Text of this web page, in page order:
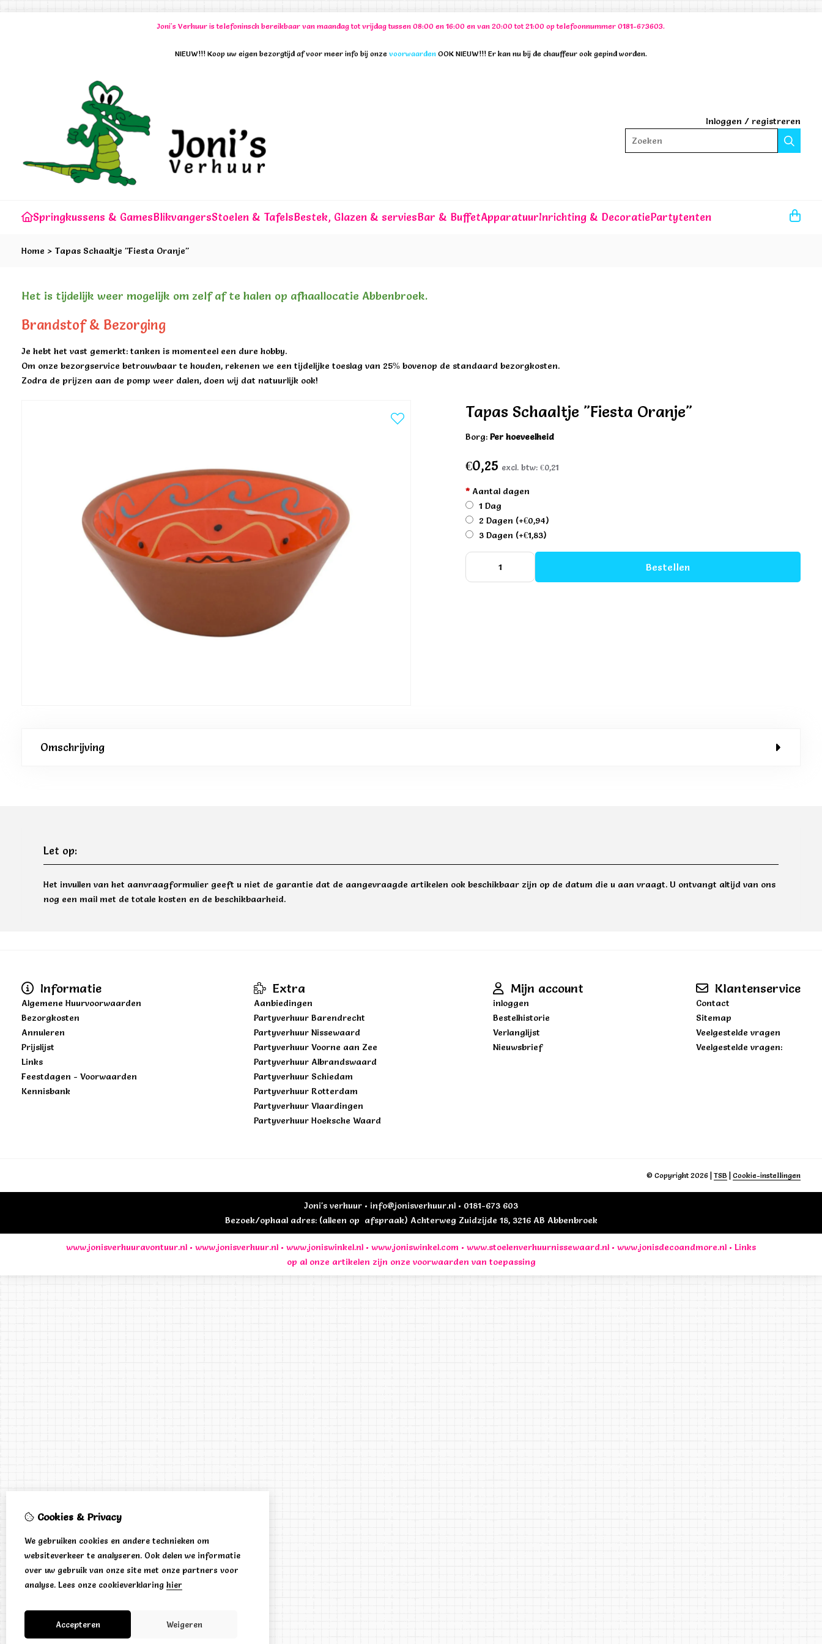
Joni's Verhuur is telefoninsch bereikbaar van maandag tot vrijdag tussen 08:00 en 16:00 en van 20:00 tot 21:00 op telefoonnummer 0181-673603.
NIEUW!!! Koop uw eigen bezorgtijd af voor meer info bij onze voorwaarden OOK NIEUW!!! Er kan nu bij de chauffeur ook gepind worden.
Inloggen / registreren
Zoeken
Springkussens & GamesBlikvangersStoelen & TafelsBestek, Glazen & serviesBar & BuffetApparatuurInrichting & DecoratiePartytenten
Home > Tapas Schaaltje "Fiesta Oranje"
Het is tijdelijk weer mogelijk om zelf af te halen op afhaallocatie Abbenbroek.
Brandstof & Bezorging
Je hebt het vast gemerkt: tanken is momenteel een dure hobby.
Om onze bezorgservice betrouwbaar te houden, rekenen we een tijdelijke toeslag van 25% bovenop de standaard bezorgkosten.
Zodra de prijzen aan de pomp weer dalen, doen wij dat natuurlijk ook!
Tapas Schaaltje "Fiesta Oranje"
Borg:Per hoeveelheid
€0,25 excl. btw:€0,21
* Aantal dagen
1 Dag
2 Dagen (+€0,94)
3 Dagen (+€1,83)
Bestellen
Omschrijving
Let op:
Het invullen van het aanvraagformulier geeft u niet de garantie dat de aangevraagde artikelen ook beschikbaar zijn op de datum die u aan vraagt. U ontvangt altijd van ons
nog een mail met de totale kosten en de beschikbaarheid.
Informatie
Algemene Huurvoorwaarden
Bezorgkosten
Annuleren
Prijslijst
Links
Feestdagen - Voorwaarden
Kennisbank
Extra
Aanbiedingen
Partyverhuur Barendrecht
Partyverhuur Nissewaard
Partyverhuur Voorne aan Zee
Partyverhuur Albrandswaard
Partyverhuur Schiedam
Partyverhuur Rotterdam
Partyverhuur Vlaardingen
Partyverhuur Hoeksche Waard
Mijn account
inloggen
Bestelhistorie
Verlanglijst
Nieuwsbrief
Klantenservice
Contact
Sitemap
Veelgestelde vragen
Veelgestelde vragen:
© Copyright 2026 TSB Cookie-instellingen
Joni's verhuur • info@jonisverhuur.nl • 0181-673 603
Bezoek/ophaal adres: (alleen op afspraak) Achterweg Zuidzijde 18, 3216 AB Abbenbroek
www.jonisverhuuravontuur.nl • www.jonisverhuur.nl • www.joniswinkel.nl • www.joniswinkel.com • www.stoelenverhuurnissewaard.nl • www.jonisdecoandmore.nl • Links
op al onze artikelen zijn onze voorwaarden van toepassing
Cookies & Privacy
We gebruiken cookies en andere technieken om
websiteverkeer te analyseren. Ook delen we informatie
over uw gebruik van onze site met onze partners voor
analyse. Lees onze cookieverklaring hier
Accepteren Weigeren